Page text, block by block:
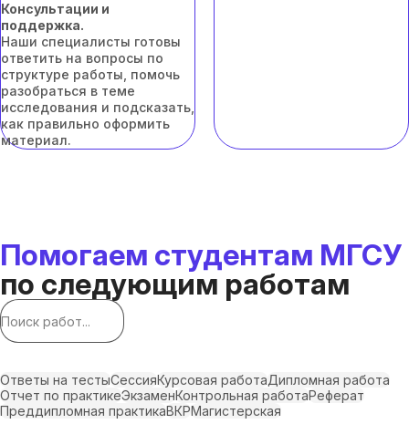
Консультации и
поддержка.
Наши специалисты готовы
ответить на вопросы по
структуре работы, помочь
разобраться в теме
исследования и подсказать,
как правильно оформить
материал.
Помогаем студентам МГСУ
по следующим работам
Ответы на тестыСессияКурсовая работаДипломная работа
Отчет по практикеЭкзаменКонтрольная работаРеферат
Преддипломная практикаВКРМагистерская